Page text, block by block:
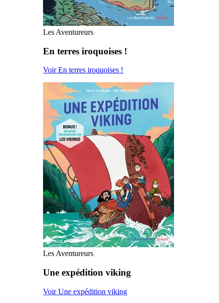
Les Aventureurs
En terres iroquoises !
Voir En terres iroquoises !
Les Aventureurs
Une expédition viking
Voir Une expédition viking